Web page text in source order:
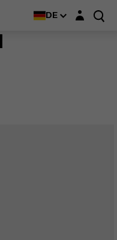
DE Login-Maske